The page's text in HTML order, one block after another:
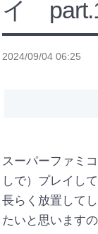
イ
2024/09/04 06:25
スーパーファミ
しで）プレイし
長らく放置して
たいと思います